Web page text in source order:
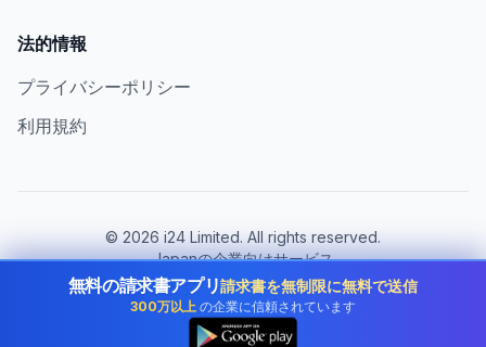
法的情報
プライバシーポリシー
利用規約
© 2026 i24 Limited. All rights reserved.
Japanの企業向けサービス
国を変更:
Japan
無料の請求書アプリ請求書を無制限に無料で送信
300万以上 の企業に信頼されています